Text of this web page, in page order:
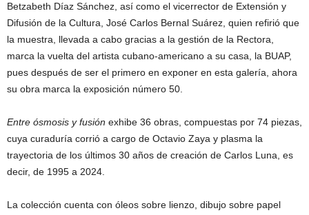
Betzabeth Díaz Sánchez, así como el vicerrector de Extensión y
Difusión de la Cultura, José Carlos Bernal Suárez, quien refirió que
la muestra, llevada a cabo gracias a la gestión de la Rectora,
marca la vuelta del artista cubano-americano a su casa, la BUAP,
pues después de ser el primero en exponer en esta galería, ahora
su obra marca la exposición número 50.
Entre ósmosis y fusión exhibe 36 obras, compuestas por 74 piezas,
cuya curaduría corrió a cargo de Octavio Zaya y plasma la
trayectoria de los últimos 30 años de creación de Carlos Luna, es
decir, de 1995 a 2024.
La colección cuenta con óleos sobre lienzo, dibujo sobre papel